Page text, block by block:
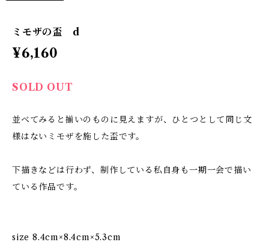
ミモザの盃 d
¥6,160
SOLD OUT
並べてみると揃いのものに見えますが、ひとつとして同じ文
様はないミモザを施した盃です。
下描きなどは行わず、制作している私自身も一期一会で描い
ている作品です。
size 8.4cm×8.4cm×5.3cm